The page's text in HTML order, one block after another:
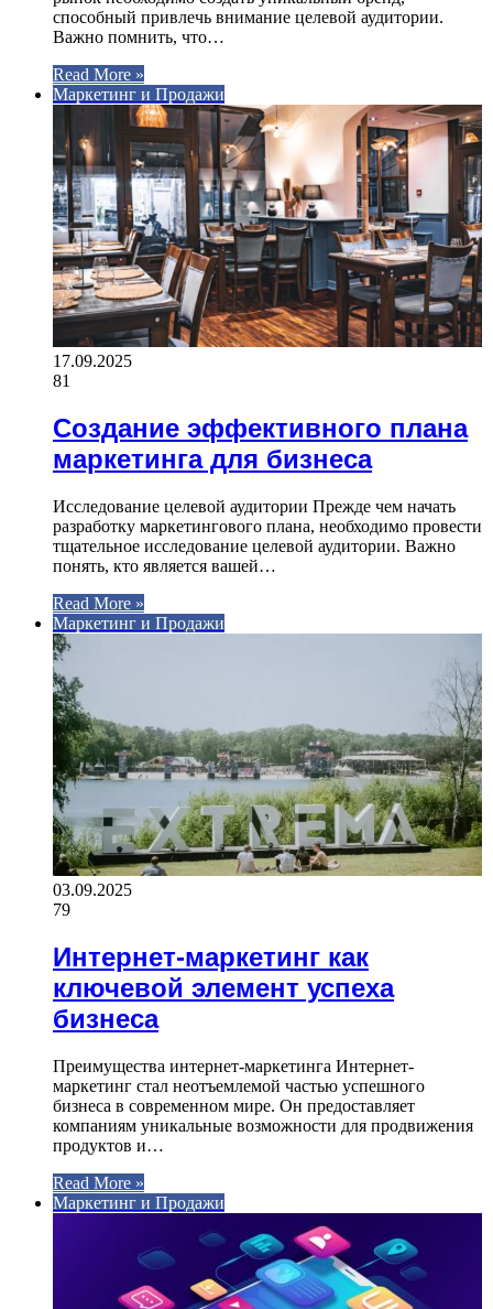
способный привлечь внимание целевой аудитории.
Важно помнить, что…
Read More »
Маркетинг и Продажи
17.09.2025
81
Создание эффективного плана
маркетинга для бизнеса
Исследование целевой аудитории Прежде чем начать
разработку маркетингового плана, необходимо провести
тщательное исследование целевой аудитории. Важно
понять, кто является вашей…
Read More »
Маркетинг и Продажи
03.09.2025
79
Интернет-маркетинг как
ключевой элемент успеха
бизнеса
Преимущества интернет-маркетинга Интернет-
маркетинг стал неотъемлемой частью успешного
бизнеса в современном мире. Он предоставляет
компаниям уникальные возможности для продвижения
продуктов и…
Read More »
Маркетинг и Продажи